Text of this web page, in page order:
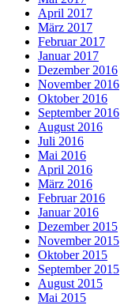
April 2017
März 2017
Februar 2017
Januar 2017
Dezember 2016
November 2016
Oktober 2016
September 2016
August 2016
Juli 2016
Mai 2016
April 2016
März 2016
Februar 2016
Januar 2016
Dezember 2015
November 2015
Oktober 2015
September 2015
August 2015
Mai 2015